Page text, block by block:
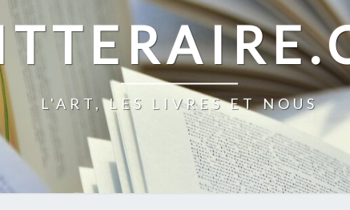
L'ART, LES LIVRES ET NOUS